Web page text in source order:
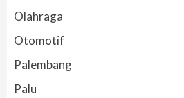
Olahraga
Otomotif
Palembang
Palu